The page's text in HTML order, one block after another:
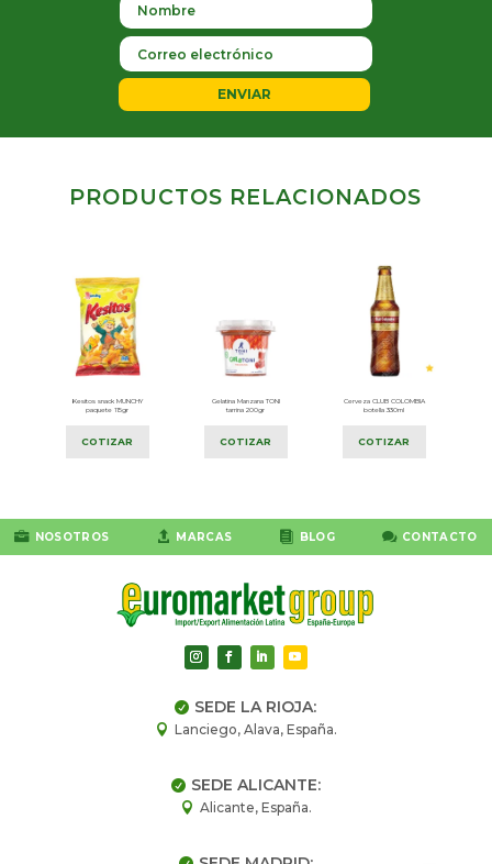
ENVIAR
PRODUCTOS RELACIONADOS
Kesitos snack MUNCHY
paquete 115gr
COTIZAR
Gelatina Manzana TONI
tarrina 200gr
COTIZAR
Cerveza CLUB COLOMBIA
botella 330ml
COTIZAR
 NOSOTROS  MARCAS  BLOG  CONTACTO
 SEDE LA RIOJA:
 Lanciego, Alava, España.
 SEDE ALICANTE:
 Alicante, España.